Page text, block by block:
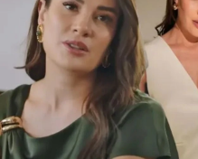
Doğanyurt
Hanönü Haberleri
İhsangazi Haberleri